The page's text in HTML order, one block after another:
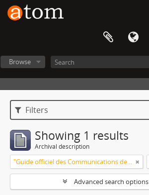
Browse
Filters
Showing 1 results
Archival description
"Guide officiel des Communications de Grece, service d' ete 1915" (Κ223)
Advanced search options